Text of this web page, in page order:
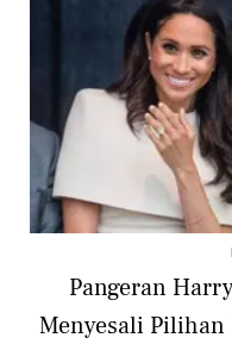
Pangeran
Menyesali Pilihan